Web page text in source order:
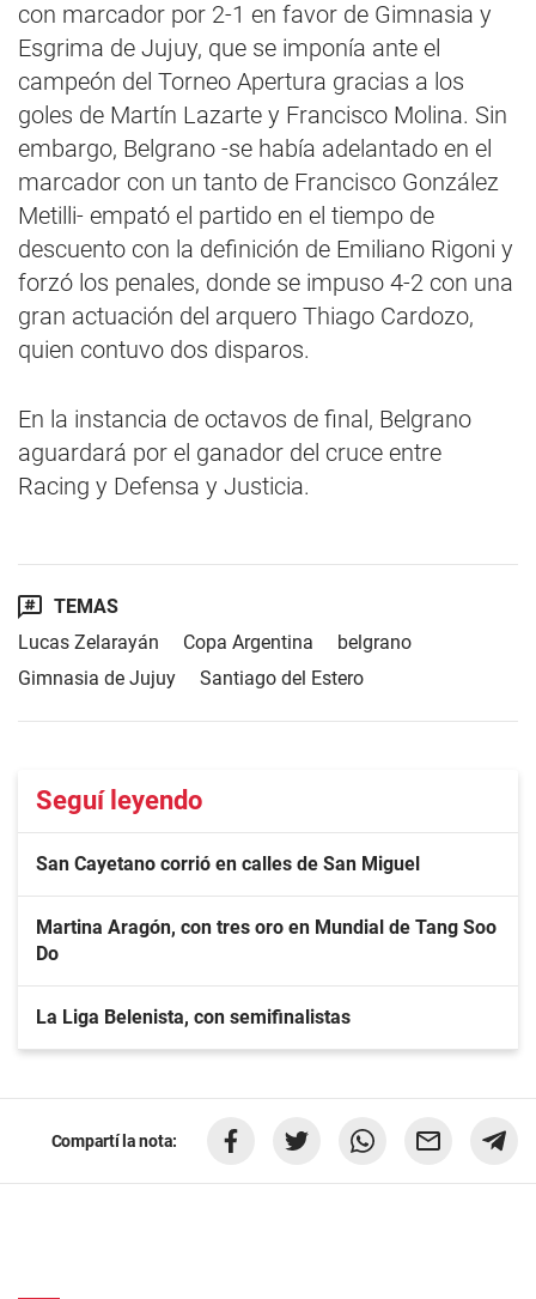
con marcador por 2-1 en favor de Gimnasia y
Esgrima de Jujuy, que se imponía ante el
campeón del Torneo Apertura gracias a los
goles de Martín Lazarte y Francisco Molina. Sin
embargo, Belgrano -se había adelantado en el
marcador con un tanto de Francisco González
Metilli- empató el partido en el tiempo de
descuento con la definición de Emiliano Rigoni y
forzó los penales, donde se impuso 4-2 con una
gran actuación del arquero Thiago Cardozo,
quien contuvo dos disparos.
En la instancia de octavos de final, Belgrano
aguardará por el ganador del cruce entre
Racing y Defensa y Justicia.
TEMAS
Lucas Zelarayán
Copa Argentina
belgrano
Gimnasia de Jujuy
Santiago del Estero
Seguí leyendo
San Cayetano corrió en calles de San Miguel
Martina Aragón, con tres oro en Mundial de Tang Soo
Do
La Liga Belenista, con semifinalistas
Compartí la nota: